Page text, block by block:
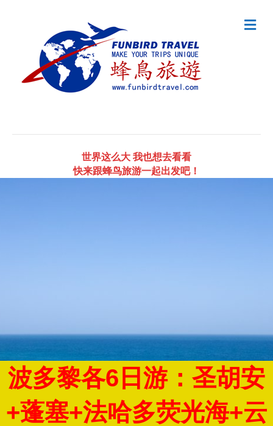
世界这么大 我也想去看看
快来跟蜂鸟旅游一起出发吧！
波多黎各6日游：圣胡安
+蓬塞+法哈多荧光海+云